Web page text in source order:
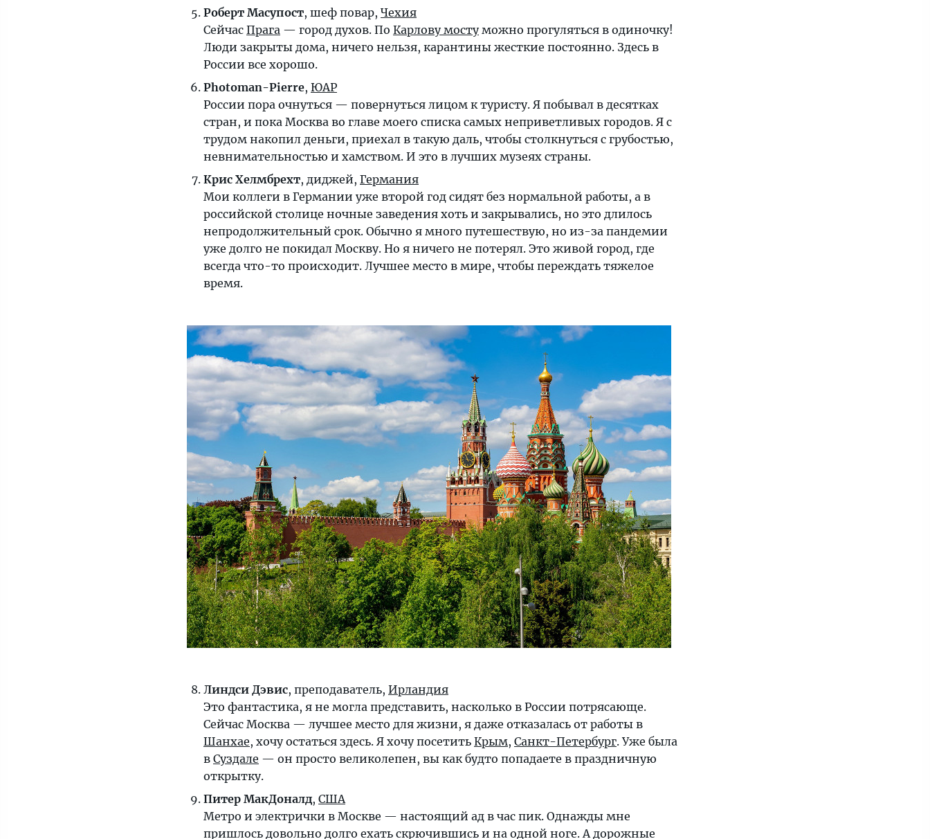
Роберт Масупост, шеф повар, Чехия
Сейчас Прага — город духов. По Карлову мостуможно прогуляться в одиночку!
Люди закрыты дома, ничего нельзя, карантины жесткие постоянно. Здесь в
России все хорошо.
Photoman-Pierre, ЮАР
России пора очнуться — повернуться лицом к туристу. Я побывал в десятках
стран, и пока Москва во главе моего списка самых неприветливых городов. Я с
трудом накопил деньги, приехал в такую даль, чтобы столкнуться с грубостью,
невнимательностью и хамством. И это в лучших музеях страны.
Крис Хелмбрехт, диджей, Германия
Мои коллеги в Германии уже второй год сидят без нормальной работы, а в
российской столице ночные заведения хоть и закрывались, но это длилось
непродолжительный срок. Обычно я много путешествую, но из-за пандемии
уже долго не покидал Москву. Но я ничего не потерял. Это живой город, где
всегда что-то происходит. Лучшее место в мире, чтобы переждать тяжелое
время.
Линдси Дэвис, преподаватель, Ирландия
Это фантастика, я не могла представить, насколько в России потрясающе.
Сейчас Москва — лучшее место для жизни, я даже отказалась от работы в
Шанхае, хочу остаться здесь. Я хочу посетить Крым, Санкт-Петербург. Уже была
в Суздале — он просто великолепен, вы как будто попадаете в праздничную
открытку.
Питер МакДоналд, США
Метро и электрички в Москве — настоящий ад в час пик. Однажды мне
пришлось довольно долго ехать скрючившись и на одной ноге. А дорожные